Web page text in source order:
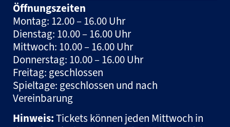
Öffnungszeiten
Montag: 12.00 – 16.00 Uhr
Dienstag: 10.00 – 16.00 Uhr
Mittwoch: 10.00 – 16.00 Uhr
Donnerstag: 10.00 – 16.00 Uhr
Freitag: geschlossen
Spieltage: geschlossen und nach
Vereinbarung
Hinweis:Tickets können jeden Mittwoch in